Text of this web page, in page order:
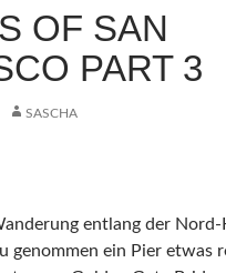
OF SAN
PART 3
SASCHA
entlang der
genommen ein Pier etwas